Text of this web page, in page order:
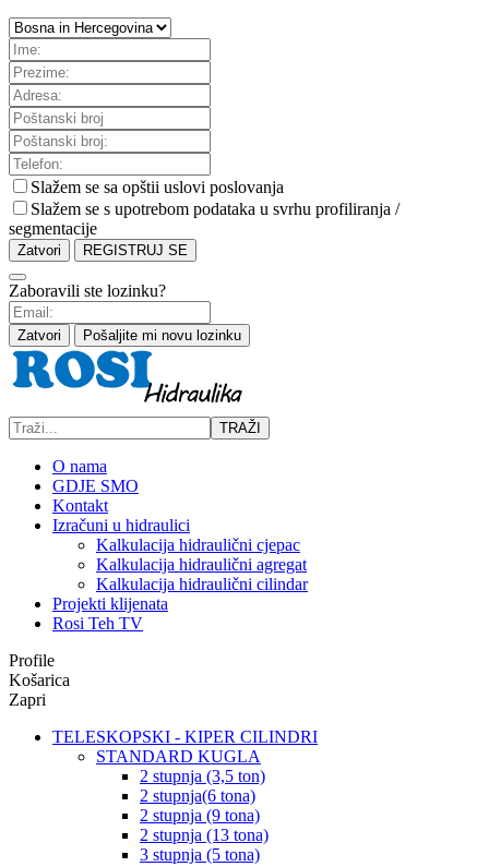
Slažem se sa opštii uslovi poslovanja
Slažem se s upotrebom podataka u svrhu profiliranja /
segmentacije
Zatvori REGISTRUJ SE
Zaboravili ste lozinku?
Zatvori Pošaljite mi novu lozinku
TRAŽI
O nama
GDJE SMO
Kontakt
Izračuni u hidraulici
Kalkulacija hidraulični cjepac
Kalkulacija hidraulični agregat
Kalkulacija hidraulični cilindar
Projekti klijenata
Rosi Teh TV
Profile
Košarica
Zapri
TELESKOPSKI - KIPER CILINDRI
STANDARD KUGLA
2 stupnja (3,5 ton)
2 stupnja(6 tona)
2 stupnja (9 tona)
2 stupnja (13 tona)
3 stupnja (5 tona)